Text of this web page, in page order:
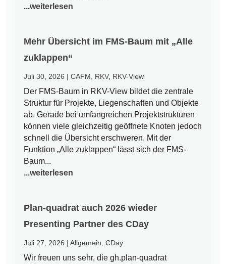
...weiterlesen
Mehr Übersicht im FMS-Baum mit „Alle
zuklappen“
Juli 30, 2026 |CAFM RKV, RKV-View
Der FMS-Baum in RKV-View bildet die zentrale
Struktur für Projekte, Liegenschaften und Objekte
ab. Gerade bei umfangreichen Projektstrukturen
können viele gleichzeitig geöffnete Knoten jedoch
schnell die Übersicht erschweren. Mit der
Funktion „Alle zuklappen“ lässt sich der FMS-
Baum...
...weiterlesen
Plan-quadrat auch 2026 wieder
Presenting Partner des CDay
Juli 27, 2026 |Allgemein ,CDay
Wir freuen uns sehr, die gh.plan-quadrat